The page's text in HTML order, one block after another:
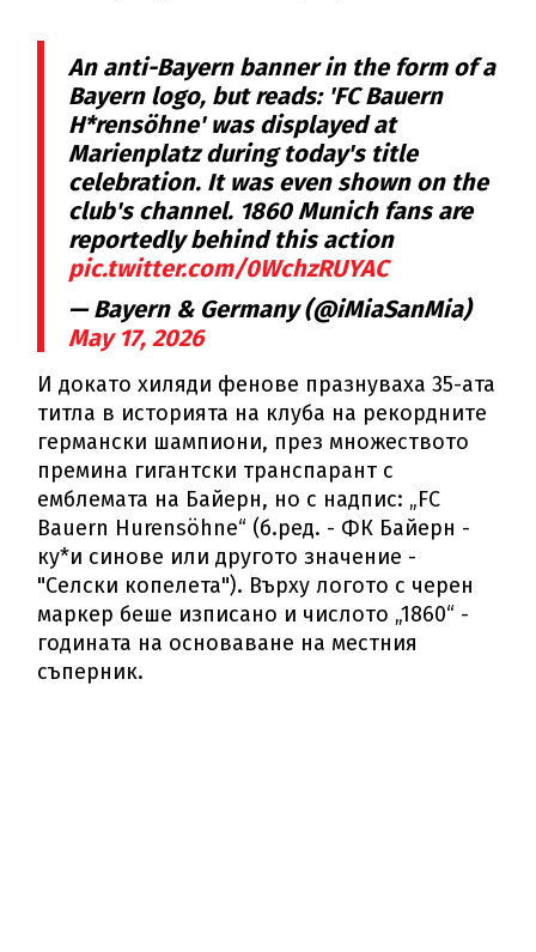
An anti-Bayern banner in the form of a
Bayern logo, but reads: 'FC Bauern
H*rensöhne' was displayed at
Marienplatz during today's title
celebration. It was even shown on the
club's channel. 1860 Munich fans are
reportedly behind this action
pic.twitter.com/0WchzRUYAC
— Bayern & Germany (@iMiaSanMia)
May 17, 2026
И докато хиляди фенове празнуваха 35-ата
титла в историята на клуба на рекордните
германски шампиони, през множеството
премина гигантски транспарант с
емблемата на Байерн, но с надпис: „FC
Bauern Hurensöhne“ (б.ред. - ФК Байерн -
ку*и синове или другото значение -
"Селски копелета"). Върху логото с черен
маркер беше изписано и числото „1860“ -
годината на основаване на местния
съперник.